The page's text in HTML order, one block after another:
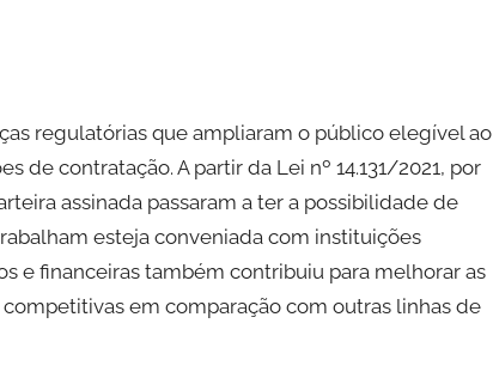
regulatórias que ampliaram o público elegível ao
contratação. A partir da Lei nº 14.131/2021, por
assinada passaram a ter a possibilidade de
esteja conveniada com instituições
e financeiras também contribuiu para melhorar as
em comparação com outras linhas de